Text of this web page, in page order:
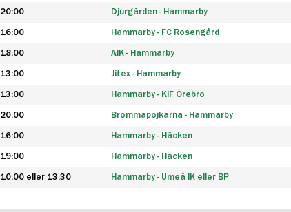
20:00 Djurgården - Hammarby
16:00 Hammarby - FC Rosengård
18:00 AIK - Hammarby
13:00 Jitex - Hammarby
13:00 Hammarby - KIF Örebro
20:00 Brommapojkarna - Hammarby
16:00 Hammarby - Häcken
19:00 Hammarby - Häcken
10:00 eller 13:30 Hammarby - Umeå IK eller BP